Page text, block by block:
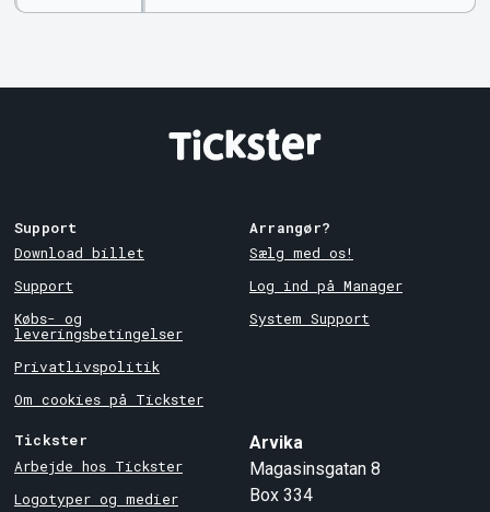
Support
Download billet
Support
Købs- og
leveringsbetingelser
Privatlivspolitik
Om cookies på Tickster
Arrangør?
Sælg med os!
Log ind på Manager
System Support
Tickster
Arbejde hos Tickster
Logotyper og medier
Arvika
Magasinsgatan 8
Box 334